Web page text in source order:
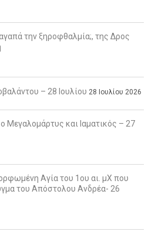
αγαπά την ξηροφθαλμία;, της Δρος
– 28 Ιουλίου 28 Ιουλίου 2026
Μεγαλομάρτυς και Ιαματικός – 27
Αγία του 1ου αι. μΧ που
του Απόστολου Ανδρέα- 26